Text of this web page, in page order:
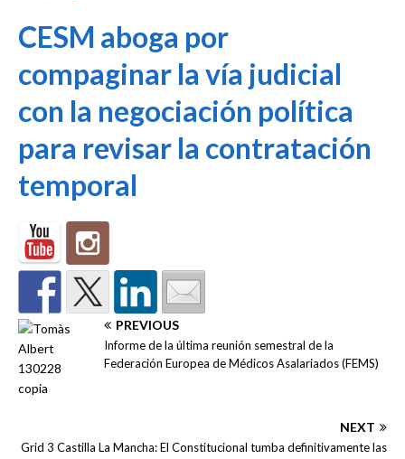
CESM aboga por
compaginar la vía judicial
con la negociación política
para revisar la contratación
temporal
PREVIOUS
Informe de la última reunión semestral de la
Federación Europea de Médicos Asalariados (FEMS)
NEXT
Grid 3 Castilla La Mancha: El Constitucional tumba definitivamente las